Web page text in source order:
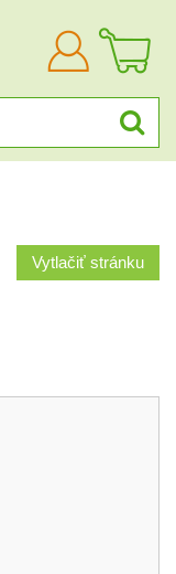
Prihlásiť
sa
Vytlačiť stránku